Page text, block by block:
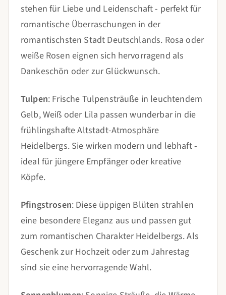
stehen für Liebe und Leidenschaft - perfekt für
romantische Überraschungen in der
romantischsten Stadt Deutschlands. Rosa oder
weiße Rosen eignen sich hervorragend als
Dankeschön oder zur Glückwunsch.
Tulpen: Frische Tulpensträuße in leuchtendem
Gelb, Weiß oder Lila passen wunderbar in die
frühlingshafte Altstadt-Atmosphäre
Heidelbergs. Sie wirken modern und lebhaft -
ideal für jüngere Empfänger oder kreative
Köpfe.
Pfingstrosen: Diese üppigen Blüten strahlen
eine besondere Eleganz aus und passen gut
zum romantischen Charakter Heidelbergs. Als
Geschenk zur Hochzeit oder zum Jahrestag
sind sie eine hervorragende Wahl.